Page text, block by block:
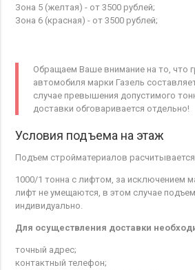
Зона 5 (желтая) - от 3500 рублей;
Зона 6 (красная) - от 3500 рублей;
Обращаем Ваше внимание на то, что
автомобиля марки Газель
случае превышения допустимого
доставки обговаривается отдельно!
Условия подъема на этаж
Подъем стройматериалов
1000/1 тонна с лифтом, за исключением
лифт не умещаются, в этом случае
индивидуально.
Для осуществления доставки
точный адрес;
контактный телефон;